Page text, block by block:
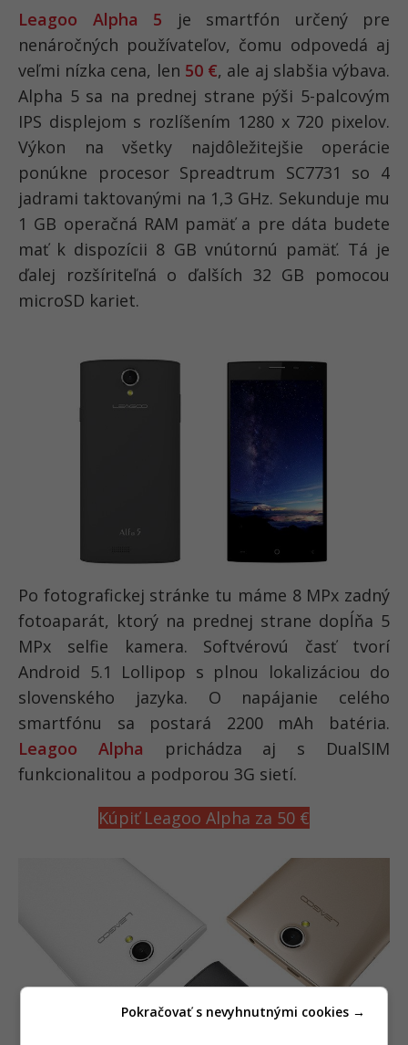
Leagoo Alpha 5 je smartfón určený pre
nenáročných používateľov, čomu odpovedá aj
veľmi nízka cena, len 50 €, ale aj slabšia výbava.
Alpha 5 sa na prednej strane pýši 5-palcovým
IPS displejom s rozlíšením 1280 x 720 pixelov.
Výkon na všetky najdôležitejšie operácie
ponúkne procesor Spreadtrum SC7731 so 4
jadrami taktovanými na 1,3 GHz. Sekunduje mu
1 GB operačná RAM pamäť a pre dáta budete
mať k dispozícii 8 GB vnútornú pamäť. Tá je
ďalej rozšíriteľná o ďalších 32 GB pomocou
microSD kariet.
Po fotografickej stránke tu máme 8 MPx zadný
fotoaparát, ktorý na prednej strane dopĺňa 5
MPx selfie kamera. Softvérovú časť tvorí
Android 5.1 Lollipop s plnou lokalizáciou do
slovenského jazyka. O napájanie celého
smartfónu sa postará 2200 mAh batéria.
Leagoo Alpha prichádza aj s DualSIM
funkcionalitou a podporou 3G sietí.
Kúpiť Leagoo Alpha za 50 €
Pokračovať s nevyhnutnými cookies →